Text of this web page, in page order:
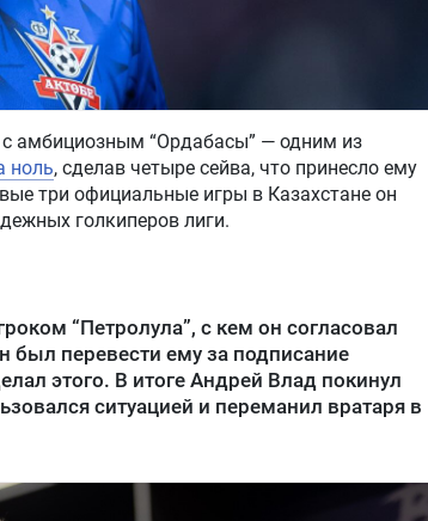
с амбициозным “Ордабасы” — одним из
ноль, сделав четыре сейва, что принесло ему
три официальные игры в Казахстане он
голкиперов лиги.
“Петролула”, с кем он согласовал
был перевести ему за подписание
этого. В итоге Андрей Влад покинул
ситуацией и переманил вратаря в